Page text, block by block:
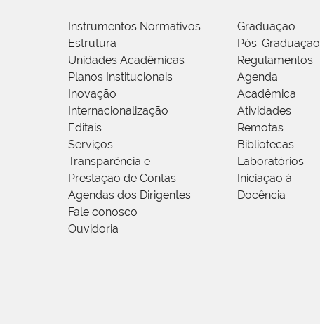
Instrumentos Normativos
Estrutura
Unidades Acadêmicas
Planos Institucionais
Inovação
Internacionalização
Editais
Serviços
Transparência e
Prestação de Contas
Agendas dos Dirigentes
Fale conosco
Ouvidoria
Graduação
Pós-Graduação
Regulamentos
Agenda
Acadêmica
Atividades
Remotas
Bibliotecas
Laboratórios
Iniciação à
Docência